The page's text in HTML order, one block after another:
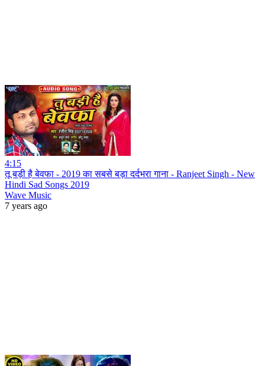
4:15
तू बड़ी है बेवफा - 2019 का सबसे बड़ा दर्दभरा गाना - Ranjeet Singh - New
Hindi Sad Songs 2019
Wave Music
7 years ago